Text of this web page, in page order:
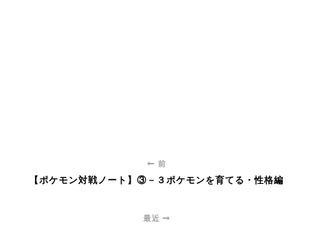
前
【ポケモン対戦ノート】③－３ポケモンを育てる・性格編
最近